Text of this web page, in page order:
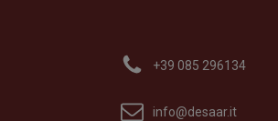
Formato100 ml
+39 085 296134
info@desaar.it